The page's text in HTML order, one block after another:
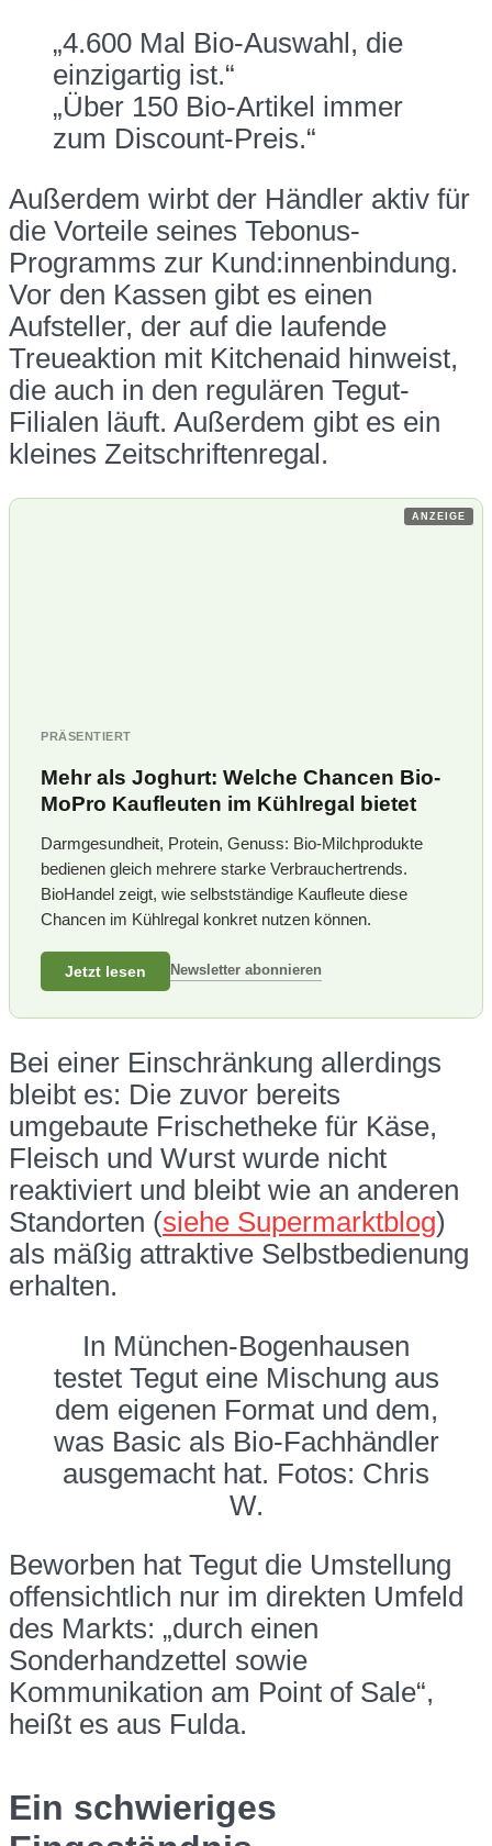
„4.600 Mal Bio-Auswahl, die
einzigartig ist.“
„Über 150 Bio-Artikel immer
zum Discount-Preis.“
Außerdem wirbt der Händler aktiv für
die Vorteile seines Tebonus-
Programms zur Kund:innenbindung.
Vor den Kassen gibt es einen
Aufsteller, der auf die laufende
Treueaktion mit Kitchenaid hinweist,
die auch in den regulären Tegut-
Filialen läuft. Außerdem gibt es ein
kleines Zeitschriftenregal.
PRÄSENTIERT
Mehr als Joghurt: Welche Chancen Bio-
MoPro Kaufleuten im Kühlregal bietet
Darmgesundheit, Protein, Genuss: Bio-Milchprodukte
bedienen gleich mehrere starke Verbrauchertrends.
BioHandel zeigt, wie selbstständige Kaufleute diese
Chancen im Kühlregal konkret nutzen können.
Jetzt lesen Newsletter abonnieren
ANZEIGE
Bei einer Einschränkung allerdings
bleibt es: Die zuvor bereits
umgebaute Frischetheke für Käse,
Fleisch und Wurst wurde nicht
reaktiviert und bleibt wie an anderen
Standorten (siehe Supermarktblog)
als mäßig attraktive Selbstbedienung
erhalten.
In München-Bogenhausen
testet Tegut eine Mischung aus
dem eigenen Format und dem,
was Basic als Bio-Fachhändler
ausgemacht hat. Fotos: Chris
W.
Beworben hat Tegut die Umstellung
offensichtlich nur im direkten Umfeld
des Markts: „durch einen
Sonderhandzettel sowie
Kommunikation am Point of Sale“,
heißt es aus Fulda.
Ein schwieriges